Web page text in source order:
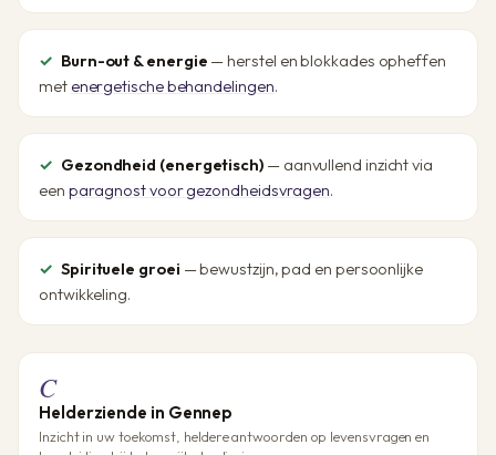
Burn-out & energie — herstel en blokkades opheffen
met energetische behandelingen.
Gezondheid (energetisch) — aanvullend inzicht via
een paragnost voor gezondheidsvragen.
Spirituele groei — bewustzijn, pad en persoonlijke
ontwikkeling.
C
Helderziende in Gennep
Inzicht in uw toekomst, heldere antwoorden op levensvragen en